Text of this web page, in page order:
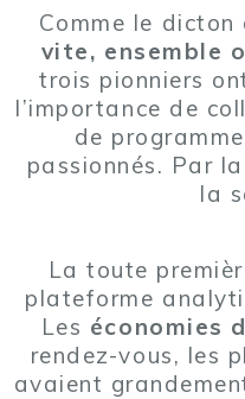
Comme le dicton
vite, ensemble
trois pionniers
l’importance de
de
passionnés. Par
la
La toute
plateforme
Les économies
rendez-vous, les
avaient